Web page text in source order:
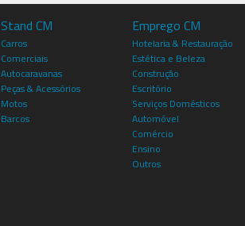
Stand CM
Carros
Comerciais
Autocaravanas
Peças & Acessórios
Motos
Barcos
Emprego CM
Hotelaria & Restauração
Estética e Beleza
Construção
Escritório
Serviços Domésticos
Automóvel
Comércio
Ensino
Outros